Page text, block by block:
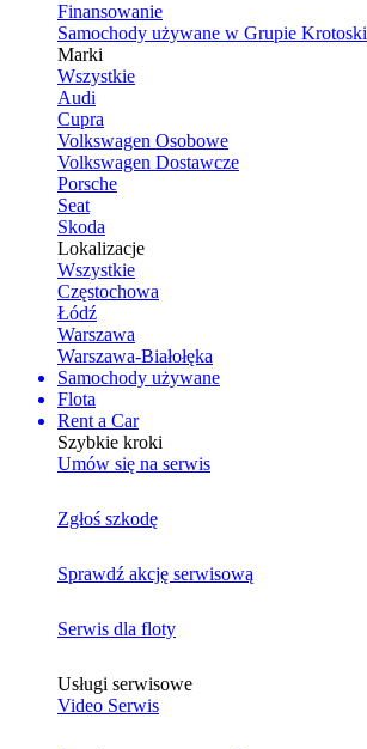
Finansowanie
Samochody używane w Grupie Krotoski
Marki
Wszystkie
Audi
Cupra
Volkswagen Osobowe
Volkswagen Dostawcze
Porsche
Seat
Skoda
Lokalizacje
Wszystkie
Częstochowa
Łódź
Warszawa
Warszawa-Białołęka
Samochody używane
Flota
Rent a Car
Szybkie kroki
Umów się na serwis
Zgłoś szkodę
Sprawdź akcję serwisową
Serwis dla floty
Usługi serwisowe
Video Serwis